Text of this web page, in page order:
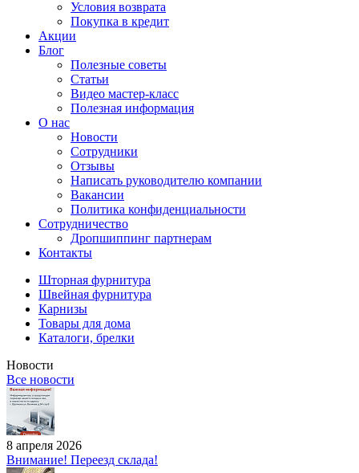
Условия возврата
Покупка в кредит
Акции
Блог
Полезные советы
Статьи
Видео мастер-класс
Полезная информация
О нас
Новости
Сотрудники
Отзывы
Написать руководителю компании
Вакансии
Политика конфиденциальности
Сотрудничество
Дропшиппинг партнерам
Контакты
Шторная фурнитура
Швейная фурнитура
Карнизы
Товары для дома
Каталоги, брелки
Новости
Все новости
8 апреля 2026
Внимание! Переезд склада!